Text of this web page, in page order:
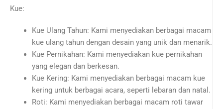
Kue:
Kue Ulang Tahun: Kami menyediakan berbagai macam
kue ulang tahun dengan desain yang unik dan menarik.
Kue Pernikahan: Kami menyediakan kue pernikahan
yang elegan dan berkesan.
Kue Kering: Kami menyediakan berbagai macam kue
kering untuk berbagai acara, seperti lebaran dan natal.
Roti: Kami menyediakan berbagai macam roti tawar